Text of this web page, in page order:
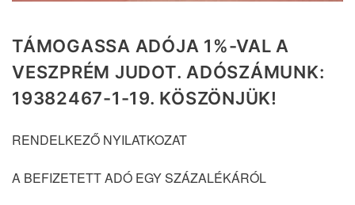
TÁMOGASSA ADÓJA 1%-VAL A
VESZPRÉM JUDOT. ADÓSZÁMUNK:
19382467-1-19. KÖSZÖNJÜK!
RENDELKEZŐ NYILATKOZAT
A BEFIZETETT ADÓ EGY SZÁZALÉKÁRÓL